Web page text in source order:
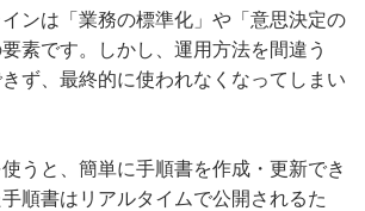
ンは「業務の標準化」や「意思決定の
素です。しかし、運用方法を間違う
ず、最終的に使われなくなってしまい
うと、簡単に手順書を作成・更新でき
順書はリアルタイムで公開されるた